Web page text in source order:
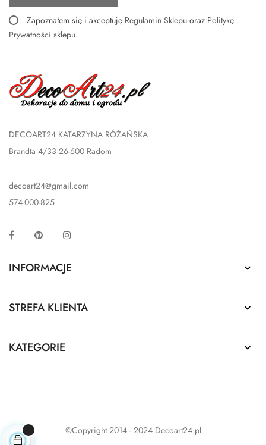
Zapoznałem się i akceptuję Regulamin Sklepu oraz Politykę
Prywatności sklepu.
DECOART24 KATARZYNA RÓŻAŃSKA
Brandta 4/33 26-600 Radom
decoart24@gmail.com
574-000-825
Facebook Pinterest
INFORMACJE 
STREFA KLIENTA 
KATEGORIE 
©Copyright 2014 - 2024 Decoart24.pl